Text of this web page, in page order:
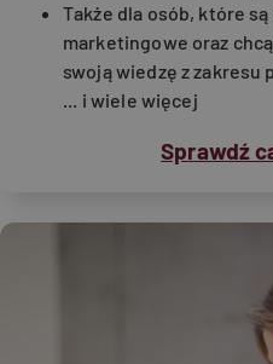
Także dla osób, które
marketingowe oraz
swoją wiedzę z
... i wiele więcej
Sprawdź